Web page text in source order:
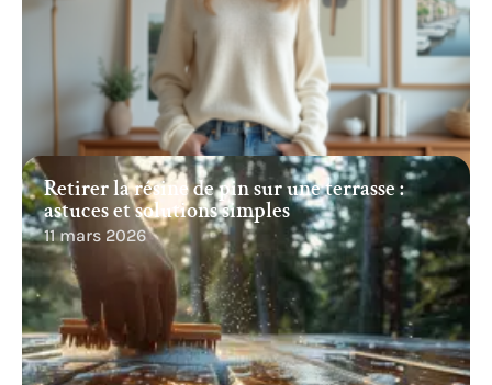
Retirer la résine de pin sur une terrasse :
astuces et solutions simples
11 mars 2026